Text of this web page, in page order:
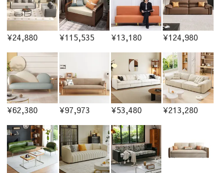
¥24,880 ¥115,535 ¥13,180 ¥124,980
¥62,380 ¥97,973 ¥53,480 ¥213,280